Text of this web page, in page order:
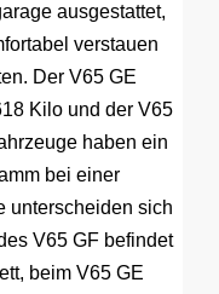
ausgestattet,
verstauen
Der V65 GE
Kilo und der V65
haben ein
bei einer
unterscheiden sich
V65 GF befindet
beim V65 GE